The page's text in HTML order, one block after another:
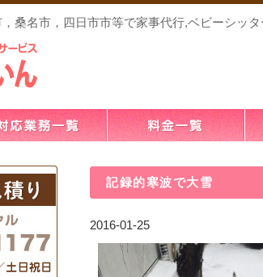
桑名市，四日市市等で家事代行,ベビーシッ
記録的寒波で大雪
2016-01-25